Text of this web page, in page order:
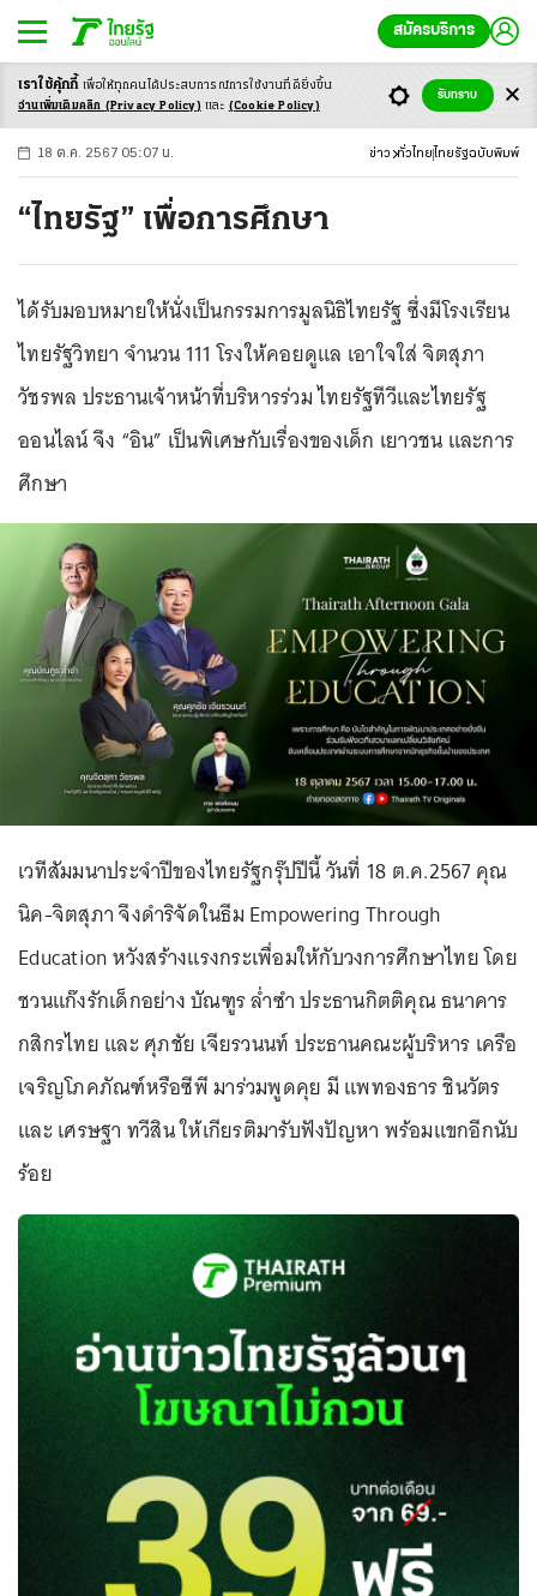
สมัครบริการ
-ก ก ก+
18 ต.ค. 2567 05:07 น. ข่าว ทั่วไทย ไทยรัฐฉบับพิมพ์
“ไทยรัฐ” เพื่อการศึกษา
ได้รับมอบหมายให้นั่งเป็นกรรมการมูลนิธิไทยรัฐ ซึ่งมีโรงเรียน
ไทยรัฐวิทยา จำนวน 111 โรงให้คอยดูแล เอาใจใส่ จิตสุภา
วัชรพล ประธานเจ้าหน้าที่บริหารร่วม ไทยรัฐทีวีและไทยรัฐ
ออนไลน์ จึง “อิน” เป็นพิเศษกับเรื่องของเด็ก เยาวชน และการ
ศึกษา
เวทีสัมมนาประจำปีของไทยรัฐกรุ๊ปปีนี้ วันที่ 18 ต.ค.2567 คุณ
นิค-จิตสุภา จึงดำริจัดในธีม Empowering Through
Education หวังสร้างแรงกระเพื่อมให้กับวงการศึกษาไทย โดย
ชวนแก๊งรักเด็กอย่าง บัณฑูร ล่ำซำ ประธานกิตติคุณ ธนาคาร
กสิกรไทย และ ศุภชัย เจียรวนนท์ ประธานคณะผู้บริหาร เครือ
เจริญโภคภัณฑ์หรือซีพี มาร่วมพูดคุย มี แพทองธาร ชินวัตร
และ เศรษฐา ทวีสิน ให้เกียรติมารับฟังปัญหา พร้อมแขกอีกนับ
ร้อย
เราใช้คุ้กกี้ เพื่อให้ทุกคนได้ประสบการณ์การใช้งานที่ดียิ่งขึ้น
อ่านเพิ่มเติมคลิก (Privacy Policy) และ (Cookie Policy)
รับทราบ